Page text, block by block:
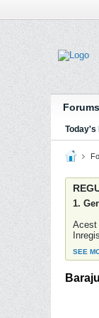
Forums
Today's
1.
Acest
SEE